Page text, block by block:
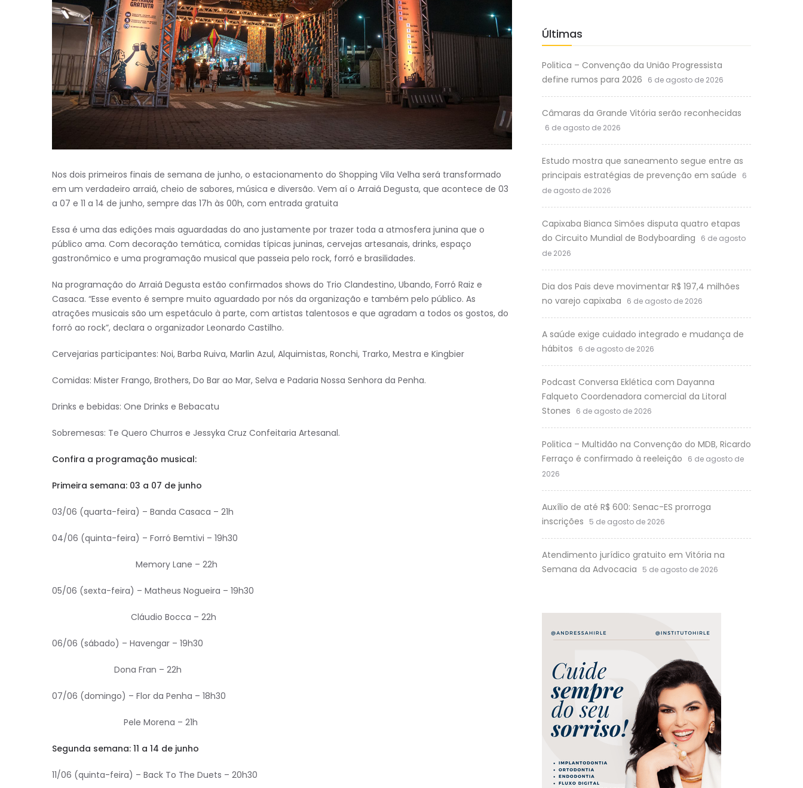
Nos dois primeiros finais de semana de junho, o estacionamento do Shopping Vila Velha será transformado
em um verdadeiro arraiá, cheio de sabores, música e diversão. Vem aí o Arraiá Degusta, que acontece de 03
a 07 e 11 a 14 de junho, sempre das 17h às 00h, com entrada gratuita
Essa é uma das edições mais aguardadas do ano justamente por trazer toda a atmosfera junina que o
público ama. Com decoração temática, comidas típicas juninas, cervejas artesanais, drinks, espaço
gastronômico e uma programação musical que passeia pelo rock, forró e brasilidades.
Na programação do Arraiá Degusta estão confirmados shows do Trio Clandestino, Ubando, Forró Raiz e
Casaca. “Esse evento é sempre muito aguardado por nós da organização e também pelo público. As
atrações musicais são um espetáculo à parte, com artistas talentosos e que agradam a todos os gostos, do
forró ao rock”, declara o organizador Leonardo Castilho.
Cervejarias participantes: Noi, Barba Ruiva, Marlin Azul, Alquimistas, Ronchi, Trarko, Mestra e Kingbier
Comidas: Mister Frango, Brothers, Do Bar ao Mar, Selva e Padaria Nossa Senhora da Penha.
Drinks e bebidas: One Drinks e Bebacatu
Sobremesas: Te Quero Churros e Jessyka Cruz Confeitaria Artesanal.
Confira a programação musical:
Primeira semana: 03 a 07 de junho
03/06 (quarta-feira) – Banda Casaca – 21h
04/06 (quinta-feira) – Forró Bemtivi – 19h30
Memory Lane – 22h
05/06 (sexta-feira) – Matheus Nogueira – 19h30
Cláudio Bocca – 22h
06/06 (sábado) – Havengar – 19h30
Dona Fran – 22h
07/06 (domingo) – Flor da Penha – 18h30
Pele Morena – 21h
Segunda semana: 11 a 14 de junho
11/06 (quinta-feira) – Back To The Duets – 20h30
Últimas
Politica – Convenção da União Progressista
define rumos para 2026
6 de agosto de 2026
Câmaras da Grande Vitória serão reconhecidas
6 de agosto de 2026
Estudo mostra que saneamento segue entre as
principais estratégias de prevenção em saúde
6
de agosto de 2026
Capixaba Bianca Simões disputa quatro etapas
do Circuito Mundial de Bodyboarding
6 de agosto
de 2026
Dia dos Pais deve movimentar R$ 197,4 milhões
no varejo capixaba
6 de agosto de 2026
A saúde exige cuidado integrado e mudança de
hábitos
6 de agosto de 2026
Podcast Conversa Eklética com Dayanna
Falqueto Coordenadora comercial da Litoral
Stones
6 de agosto de 2026
Politica – Multidão na Convenção do MDB, Ricardo
Ferraço é confirmado à reeleição
6 de agosto de
2026
Auxílio de até R$ 600: Senac-ES prorroga
inscrições
5 de agosto de 2026
Atendimento jurídico gratuito em Vitória na
Semana da Advocacia
5 de agosto de 2026